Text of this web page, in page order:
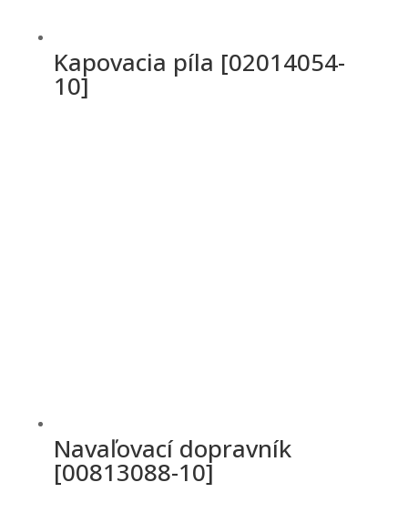
Kapovacia píla [02014054-
10]
Navaľovací dopravník
[00813088-10]